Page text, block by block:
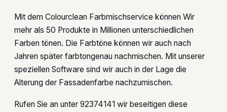
Mit dem Colourclean Farbmischservice können Wir
mehr als 50 Produkte in Millionen unterschiedlichen
Farben tönen. Die Farbtöne können wir auch nach
Jahren später farbtongenau nachmischen. Mit unserer
speziellen Software sind wir auch in der Lage die
Alterung der Fassadenfarbe nachzumischen.
Rufen Sie an unter 92374141 wir beseitigen diese